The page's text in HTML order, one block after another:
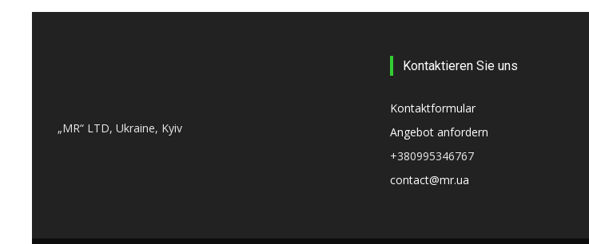
„MR“ LTD, Ukraine, Kyiv
Kontaktieren Sie uns
Kontaktformular
Angebot anfordern
+380995346767
contact@mr.ua